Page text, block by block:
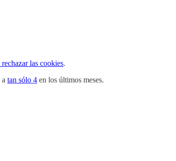
rechazar las cookies.
tan sólo 4 en los últimos meses.